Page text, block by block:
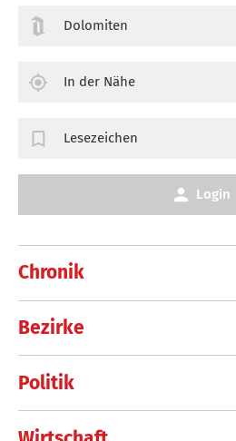
Chronik
Bezirke
Politik
Dolomiten
In der Nähe
Lesezeichen
Login